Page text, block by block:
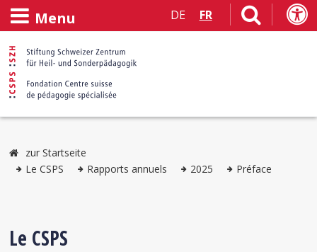
Menu DE FR
zur Startseite
Le CSPS
Rapports annuels 2025 Préface
Le CSPS